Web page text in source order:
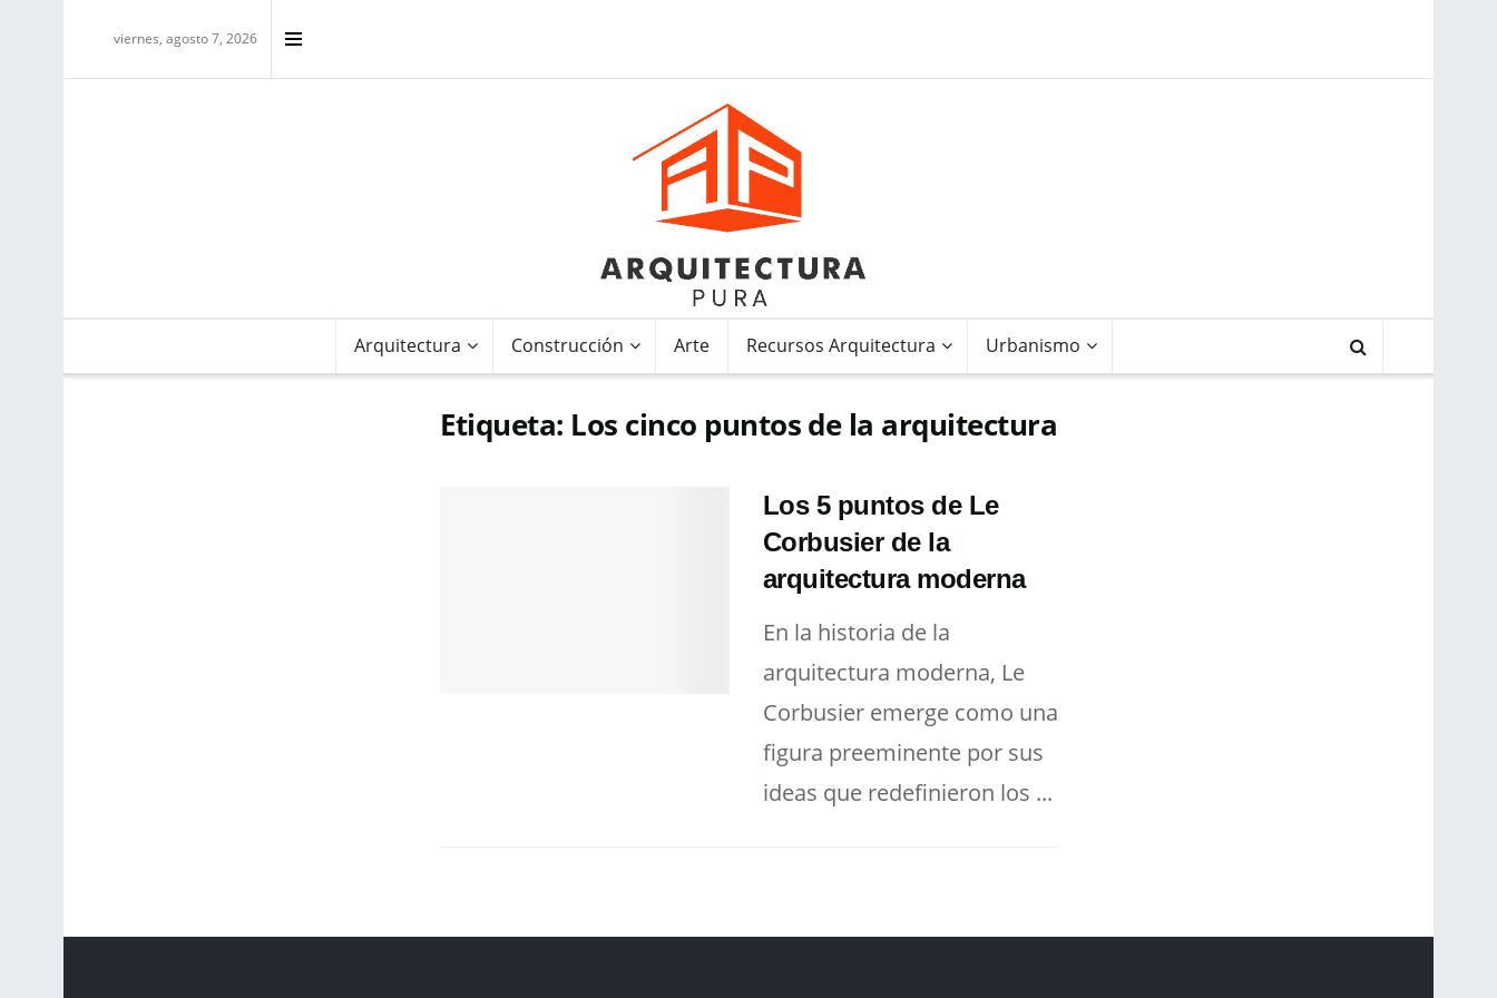
viernes, agosto 7, 2026
Arquitectura Construcción Arte Recursos Arquitectura Urbanismo
Etiqueta: Los cinco puntos de la arquitectura
Los 5 puntos de Le
Corbusier de la
arquitectura moderna
En la historia de la
arquitectura moderna, Le
Corbusier emerge como una
figura preeminente por sus
ideas que redefinieron los ...